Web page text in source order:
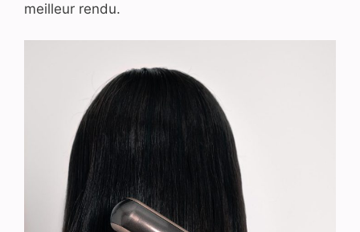
meilleur rendu.